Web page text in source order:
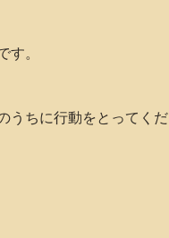
。
うちに行動をとってくだ